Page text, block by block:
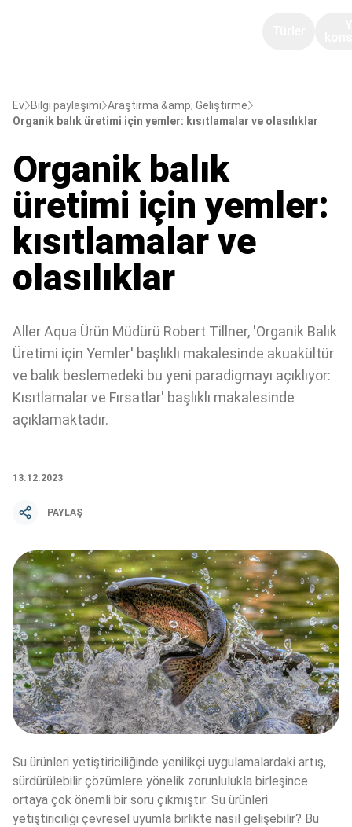
Ev Bilgi paylaşımı Araştırma &amp; Geliştirme
Organik balık üretimi için yemler: kısıtlamalar ve olasılıklar
13.12.2023
PAYLAŞ
Organik balık
üretimi için yemler:
kısıtlamalar ve
olasılıklar
Aller Aqua Ürün Müdürü Robert Tillner, 'Organik Balık
Üretimi için Yemler' başlıklı makalesinde akuakültür
ve balık beslemedeki bu yeni paradigmayı açıklıyor:
Kısıtlamalar ve Fırsatlar' başlıklı makalesinde
açıklamaktadır.
Su ürünleri yetiştiriciliğinde yenilikçi uygulamalardaki artış,
sürdürülebilir çözümlere yönelik zorunlulukla birleşince
ortaya çok önemli bir soru çıkmıştır: Su ürünleri
yetiştiriciliği çevresel uyumla birlikte nasıl gelişebilir? Bu